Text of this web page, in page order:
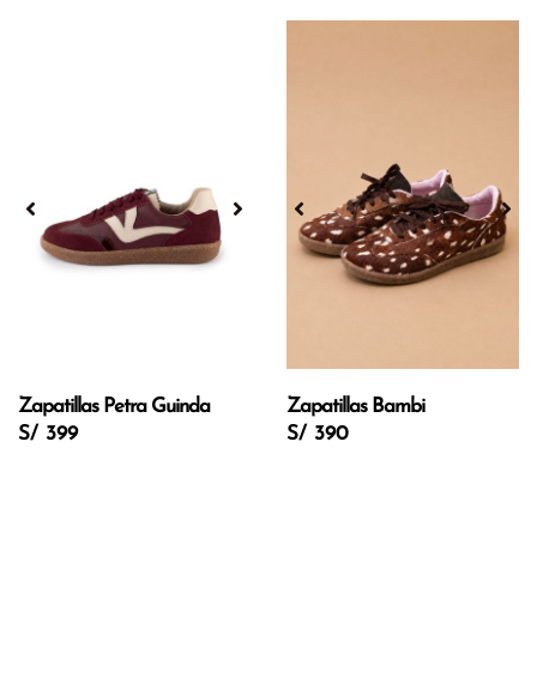
Zapatillas Petra Guinda
S/ 399
Zapatillas Bambi
S/ 390